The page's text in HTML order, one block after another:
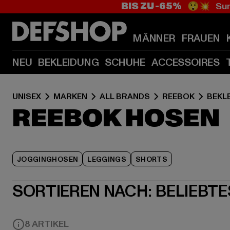
BIS ZU -65% 😲💥
MÄNNER FRAUEN
NEU BEKLEIDUNG SCHUHE ACCESSOIRES
UNISEX MARKEN ALL BRANDS REEBOK
REEBOK HOSEN
JOGGINGHOSEN LEGGINGS SHORTS
SORTIEREN NACH:
8 ARTIKEL